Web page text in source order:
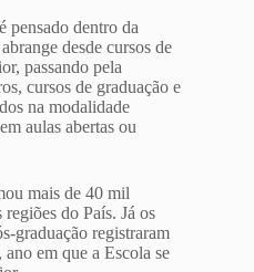
pensado dentro da
desde cursos de
passando pela
cursos de graduação e
na modalidade
aulas abertas ou
mais de 40 mil
do País. Já os
graduação registraram
em que a Escola se